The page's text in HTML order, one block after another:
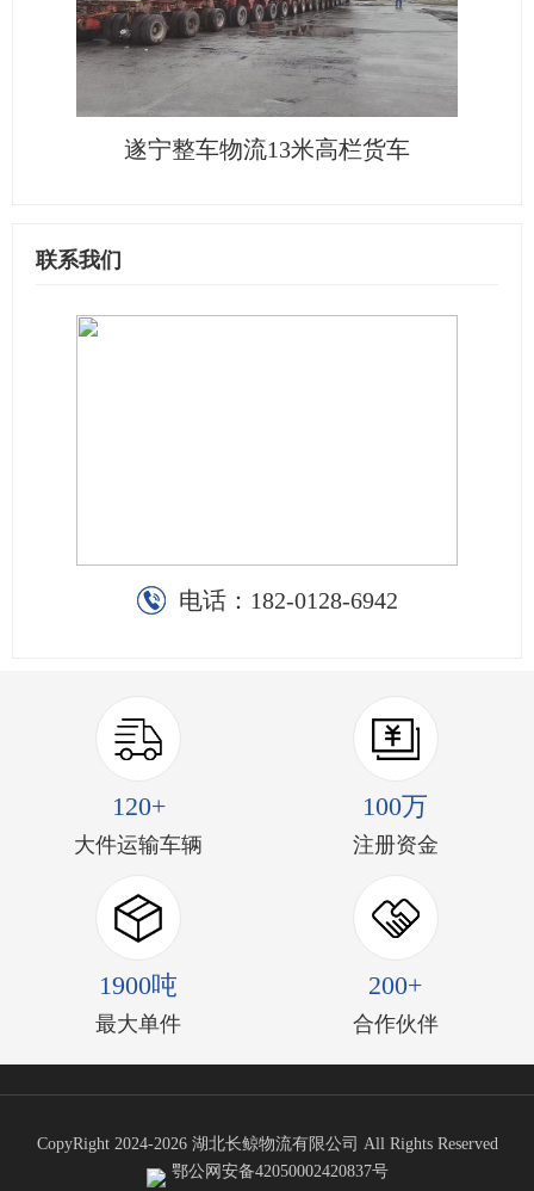
遂宁整车物流13米高栏货车
联系我们
电话： 182-0128-6942
120+
大件运输车辆
100万
注册资金
1900吨
最大单件
200+
合作伙伴
CopyRight 2024-2026 湖北长鲸物流有限公司 All Rights Reserved
鄂公网安备42050002420837号